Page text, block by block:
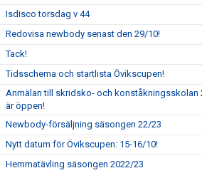
Isdisco torsdag v 44
Redovisa newbody senast den 29/10!
Tack!
Tidsschema och startlista Övikscupen!
Anmälan till skridsko- och konståkningsskolan
är öppen!
Newbody-försäljning säsongen 22/23
Nytt datum för Övikscupen: 15-16/10!
Hemmatävling säsongen 2022/23